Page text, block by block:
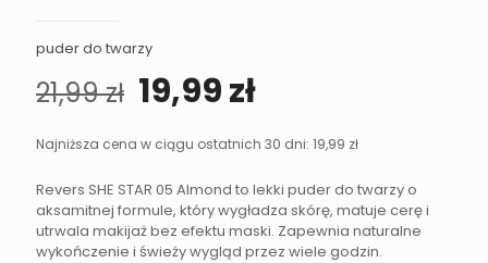
puder do twarzy
21,99zł Pierwotna
cena
wynosiła:
21,99 zł.
19,99złAktualna
wynosi:
19,99 zł.
Najniższa cena w ciągu ostatnich 30 dni: 19,99 zł
Revers SHE STAR 05 Almond to lekki puder do twarzy o
aksamitnej formule, który wygładza skórę, matuje cerę i
utrwala makijaż bez efektu maski. Zapewnia naturalne
wykończenie i świeży wygląd przez wiele godzin.